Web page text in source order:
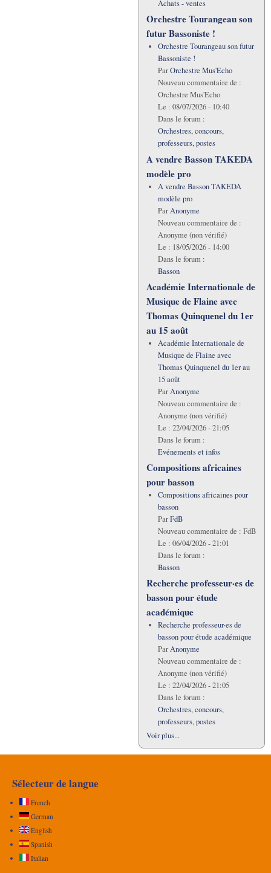
Achats - ventes
Orchestre Tourangeau son
futur Bassoniste !
Orchestre Tourangeau son futur
Bassoniste !
ParOrchestre Mus'Echo
Nouveau commentaire de :
Orchestre Mus'Echo
Le : 08/07/2026 - 10:40
Dans le forum :
Orchestres, concours,
professeurs, postes
A vendre Basson TAKEDA
modèle pro
A vendre Basson TAKEDA
modèle pro
ParAnonyme
Nouveau commentaire de :
Anonyme (non vérifié)
Le : 18/05/2026 - 14:00
Dans le forum :
Basson
Académie Internationale de
Musique de Flaine avec
Thomas Quinquenel du 1er
au 15 août
Académie Internationale de
Musique de Flaine avec
Thomas Quinquenel du 1er au
15 août
ParAnonyme
Nouveau commentaire de :
Anonyme (non vérifié)
Le : 22/04/2026 - 21:05
Dans le forum :
Evénements et infos
Compositions africaines
pour basson
Compositions africaines pour
basson
ParFdB
Nouveau commentaire de : FdB
Le : 06/04/2026 - 21:01
Dans le forum :
Basson
Recherche professeur·es de
basson pour étude
académique
Recherche professeur·es de
basson pour étude académique
ParAnonyme
Nouveau commentaire de :
Anonyme (non vérifié)
Le : 22/04/2026 - 21:05
Dans le forum :
Orchestres, concours,
professeurs, postes
Voir plus...
Sélecteur de langue
French
German
English
Spanish
Italian